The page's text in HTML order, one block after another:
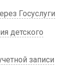
Госуслуги
детского
записи